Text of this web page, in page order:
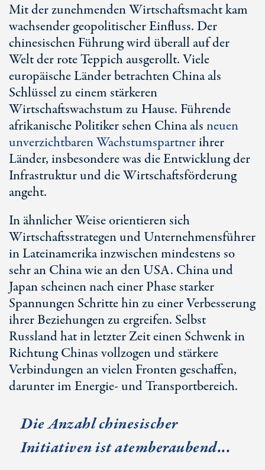
Mit der zunehmenden Wirtschaftsmacht kam
wachsender geopolitischer Einfluss. Der
chinesischen Führung wird überall auf der
Welt der rote Teppich ausgerollt. Viele
europäische Länder betrachten China als
Schlüssel zu einem stärkeren
Wirtschaftswachstum zu Hause. Führende
afrikanische Politiker sehen China alsneuen
unverzichtbaren Wachstumspartnerihrer
Länder, insbesondere was die Entwicklung der
Infrastruktur und die Wirtschaftsförderung
angeht.
In ähnlicher Weise orientieren sich
Wirtschaftsstrategen und Unternehmensführer
in Lateinamerika inzwischen mindestens so
sehr an China wie an den USA. China und
Japan scheinen nach einer Phase starker
Spannungen Schritte hin zu einer Verbesserung
ihrer Beziehungen zu ergreifen. Selbst
Russland hat in letzter Zeit einen Schwenk in
Richtung Chinas vollzogen und stärkere
Verbindungen an vielen Fronten geschaffen,
darunter im Energie- und Transportbereich.
Die Anzahl chinesischer
Initiativen ist atemberaubend...